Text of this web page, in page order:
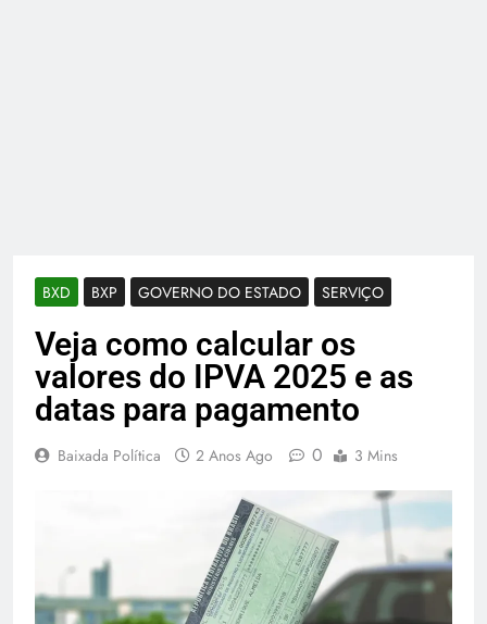
BXD BXP GOVERNO DO ESTADO SERVIÇO
Veja como calcular os
valores do IPVA 2025 e as
datas para pagamento
Baixada Política 2 Anos Ago 0 3 Mins